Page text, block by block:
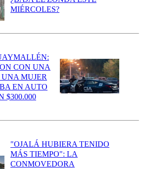
MIÉRCOLES?
CON UNA
MUJER
EN AUTO
$300.000
"OJALÁ HUBIERA TENIDO
MÁS TIEMPO": LA
CONMOVEDORA